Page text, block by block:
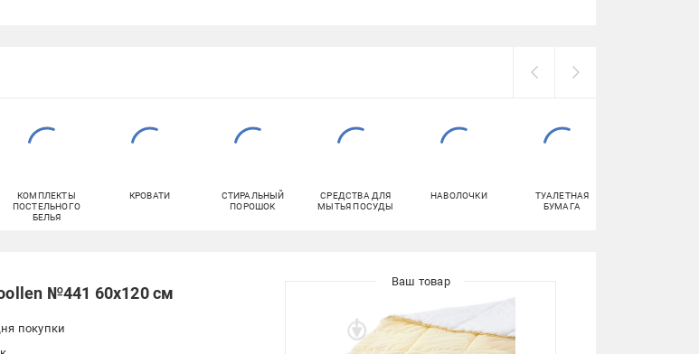
КОМПЛЕКТЫ
ПОСТЕЛЬНОГО
БЕЛЬЯ
КРОВАТИ
СТИРАЛЬНЫЙ
ПОРОШОК
СРЕДСТВА ДЛЯ
МЫТЬЯ ПОСУДЫ
НАВОЛОЧКИ
ТУАЛЕТНАЯ
БУМАГА
№441 60x120 см
покупки